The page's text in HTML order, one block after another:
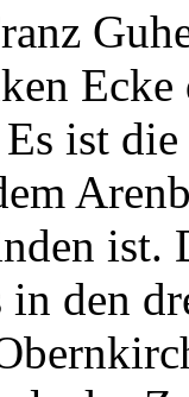
ist
ist.
den